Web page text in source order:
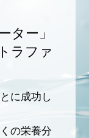
ター」
ラファ
に成功し
の栄養分